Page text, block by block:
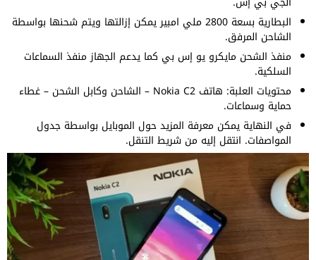
البطارية بسعة 2800 ملي امبير يمكن إزالتها ويتم شحنها بواسطة
الشاحن المرفق.
منفذ الشحن مايكرو يو إس بي كما يدعم الجهاز منفذ السماعات
السلكية.
محتويات العلبة: هاتف Nokia C2 – الشاحن وكابل الشحن – غطاء
حماية وسماعات.
في النهاية يمكن معرفة المزيد حول الموبايل بواسطة جدول
المواصفات. انتقل إليه من شريط التنقل.